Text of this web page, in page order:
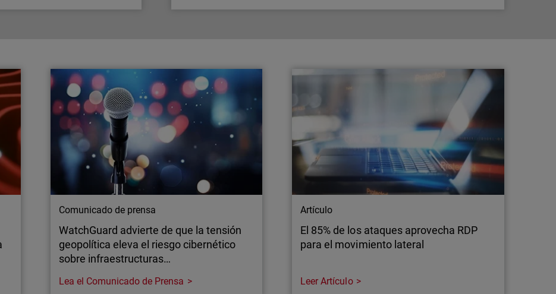
mantenerlos seguros a
El phishing mediante códigos QR, o “quishing”, está aumentando y
consigue eludir las defensas de seguridad. Analizamos este riesgo y
explicamos por qué los endpoints son fundamentales para su detección.
Comunicado de prensa
WatchGuard advierte de que la tensión
geopolítica eleva el riesgo cibernético
sobre infraestructuras…
Lea el Comunicado de Prensa
Artículo
El 85% de los ataques aprovecha RDP
para el movimiento lateral
Leer Artículo